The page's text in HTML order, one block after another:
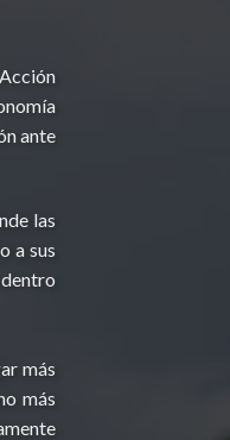
ante
las
a sus
más
más